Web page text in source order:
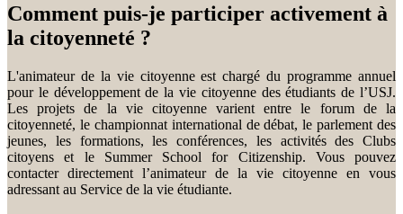
Comment puis-je participer activement à
la citoyenneté ?
L'animateur de la vie citoyenne est chargé du programme annuel
pour le développement de la vie citoyenne des étudiants de l’USJ.
Les projets de la vie citoyenne varient entre le forum de la
citoyenneté, le championnat international de débat, le parlement des
jeunes, les formations, les conférences, les activités des Clubs
citoyens et le Summer School for Citizenship. Vous pouvez
contacter directement l’animateur de la vie citoyenne en vous
adressant au Service de la vie étudiante.